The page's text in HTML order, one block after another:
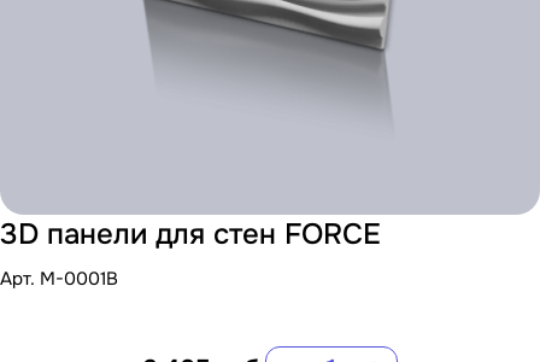
3D панели для стен FORCE
Арт. M-0001B